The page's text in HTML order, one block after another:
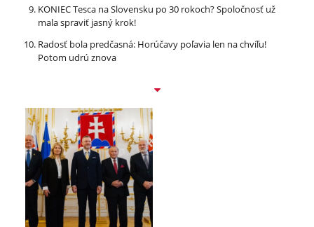
KONIEC Tesca na Slovensku po 30 rokoch? Spoločnosť už
mala spraviť jasný krok!
Radosť bola predčasná: Horúčavy poľavia len na chvíľu!
Potom udrú znova